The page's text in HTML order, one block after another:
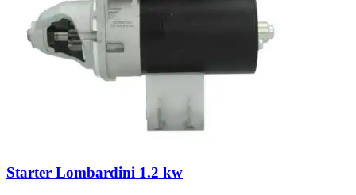
Starter Lombardini 1.2 kw